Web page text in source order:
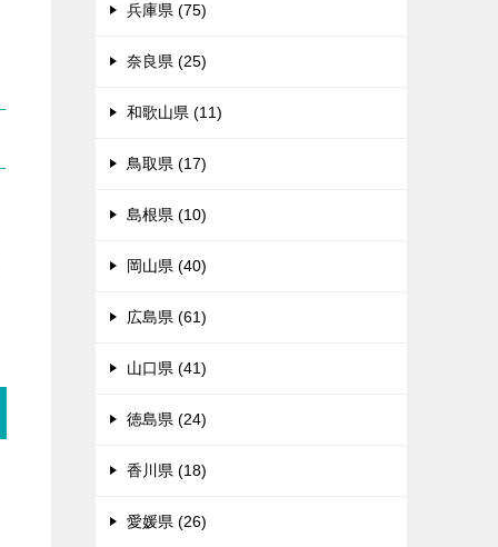
兵庫県 (75)
奈良県 (25)
和歌山県 (11)
鳥取県 (17)
島根県 (10)
岡山県 (40)
広島県 (61)
山口県 (41)
徳島県 (24)
香川県 (18)
愛媛県 (26)